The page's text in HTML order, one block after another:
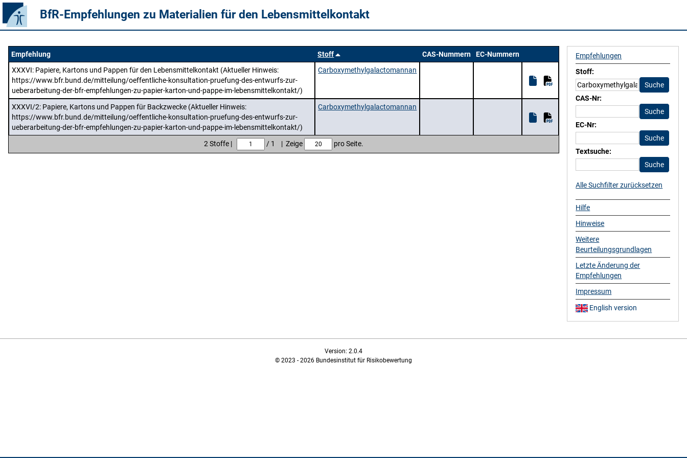
BfR-Empfehlungen zu Materialien für den Lebensmittelkontakt
Empfehlung Stoff CAS-Nummern
EC-Nummern
XXXVI: Papiere, Kartons und Pappen für den Lebensmittelkontakt (Aktueller Hinweis:
https://www.bfr.bund.de/mitteilung/oeffentliche-konsultation-pruefung-des-entwurfs-zur-
ueberarbeitung-der-bfr-empfehlungen-zu-papier-karton-und-pappe-im-lebensmittelkontakt/)
Carboxymethylgalactomannan
XXXVI/2: Papiere, Kartons und Pappen für Backzwecke (Aktueller Hinweis:
https://www.bfr.bund.de/mitteilung/oeffentliche-konsultation-pruefung-des-entwurfs-zur-
ueberarbeitung-der-bfr-empfehlungen-zu-papier-karton-und-pappe-im-lebensmittelkontakt/)
Carboxymethylgalactomannan
2 Stoffe | / 1 | Zeige pro Seite.
Empfehlungen
Stoff:
CAS-Nr:
EC-Nr:
Textsuche:
Alle Suchfilter zurücksetzen
Hilfe
Hinweise
Weitere
Beurteilungsgrundlagen
Letzte Änderung der
Empfehlungen
Impressum
English version
Version: 2.0.4
© 2023 - 2026 Bundesinstitut für Risikobewertung